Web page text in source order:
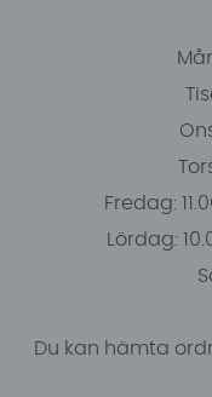
Fredag:
Lördag:
Du kan hämta